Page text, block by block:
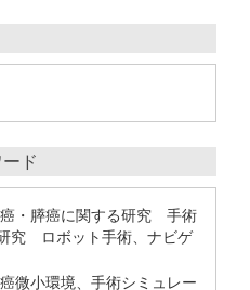
ド
癌・膵癌に関する研究 手術
究 ロボット手術、ナビゲ
微小環境、手術シミュレー